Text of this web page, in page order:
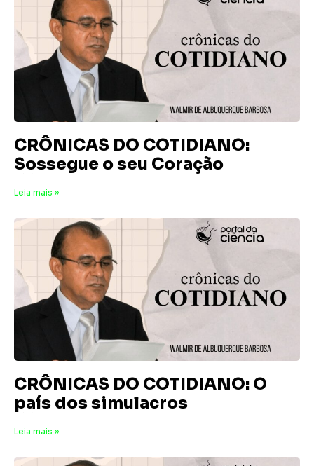
CRÔNICAS DO COTIDIANO:
Sossegue o seu Coração
Leia mais »
CRÔNICAS DO COTIDIANO: O
país dos simulacros
Leia mais »